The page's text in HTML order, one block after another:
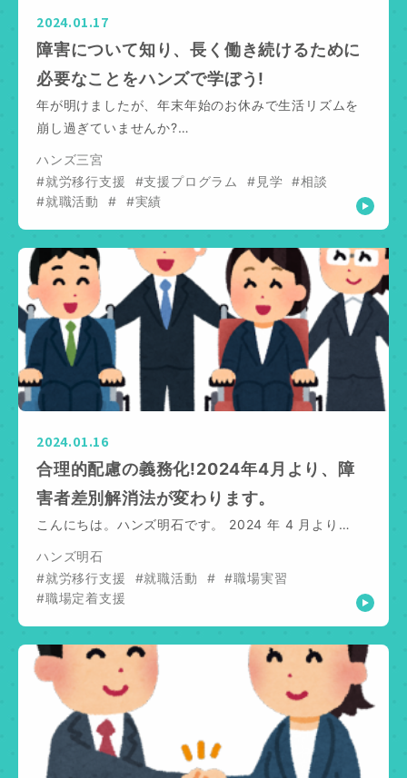
2024.01.17
障害について知り、長く働き続けるために
必要なことをハンズで学ぼう!
年が明けましたが、年末年始のお休みで生活リズムを
崩し過ぎていませんか?…
ハンズ三宮
#就労移行支援
#支援プログラム #見学
#相談
#就職活動
# #実績
2024.01.16
合理的配慮の義務化!2024年4月より、障
害者差別解消法が変わります。
こんにちは。ハンズ明石です。 2024 年 4 月より…
ハンズ明石
#就労移行支援
#就職活動 #
#職場実習
#職場定着支援